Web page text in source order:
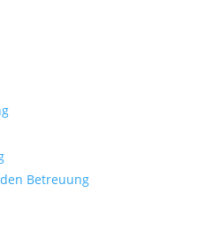
Betreuung